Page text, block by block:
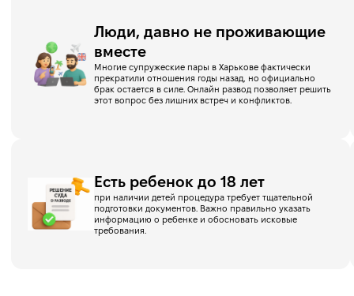
Люди, давно не проживающие
вместе
Многие супружеские пары в Харькове фактически
прекратили отношения годы назад, но официально
брак остается в силе. Онлайн развод позволяет решить
этот вопрос без лишних встреч и конфликтов.
Есть ребенок до 18 лет
при наличии детей процедура требует тщательной
подготовки документов. Важно правильно указать
информацию о ребенке и обосновать исковые
требования.